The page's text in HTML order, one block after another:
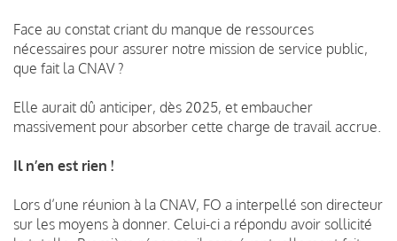
Face au constat criant du manque de ressources
nécessaires pour assurer notre mission de service public,
que fait la CNAV ?
Elle aurait dû anticiper, dès 2025, et embaucher
massivement pour absorber cette charge de travail accrue.
Il n’en est rien !
Lors d’une réunion à la CNAV, FO a interpellé son directeur
sur les moyens à donner. Celui-ci a répondu avoir sollicité